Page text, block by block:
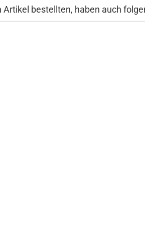
Artikel bestellten, haben auch